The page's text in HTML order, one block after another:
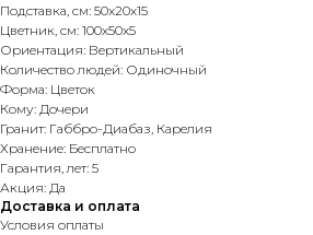
Подставка, см: 50х20х15
Цветник, см: 100х50х5
Ориентация: Вертикальный
Количество людей: Одиночный
Форма: Цветок
Кому: Дочери
Гранит: Габбро-Диабаз, Карелия
Хранение: Бесплатно
Гарантия, лет: 5
Акция: Да
Доставка и оплата
Условия оплаты